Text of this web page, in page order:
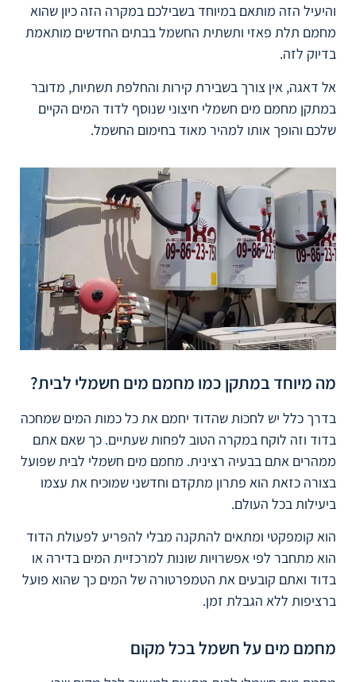
והיעיל הזה מותאם במיוחד בשבילכם במקרה הזה כיון שהוא
מחמם תלת פאזי ותשתית החשמל בבתים החדשים מותאמת
בדיוק לזה.
אל דאגה, אין צורך בשבירת קירות והחלפת תשתיות, מדובר
במתקן מחמם מים חשמלי חיצוני שנוסף לדוד המים הקיים
שלכם והופך אותו למהיר מאוד בחימום החשמל.
מה מיוחד במתקן כמו מחמם מים חשמלי לבית?
בדרך כלל יש לחכות שהדוד יחמם את כל כמות המים שמחכה
בדוד וזה לוקח במקרה הטוב לפחות שעתיים. כך שאם אתם
ממהרים אתם בבעיה רצינית. מחמם מים חשמלי לבית שפועל
בצורה כזאת הוא פתרון מתקדם וחדשני שמוכיח את עצמו
ביעילות בכל העולם.
הוא קומפקטי ומתאים להתקנה מבלי להפריע לפעולת הדוד
הוא מתחבר לפי אפשרויות שונות למרכזיית המים בדירה או
בדוד ואתם קובעים את הטמפרטורה של המים כך שהוא פועל
ברציפות ללא הגבלת זמן.
מחמם מים על חשמל בכל מקום